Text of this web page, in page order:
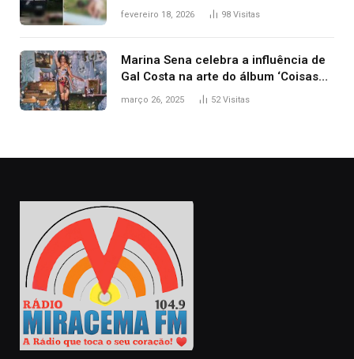
segurança; polícia investiga
fevereiro 18, 2026 98 Visitas
Marina Sena celebra a influência de
Gal Costa na arte do álbum ‘Coisas
naturais’
março 26, 2025 52Visitas